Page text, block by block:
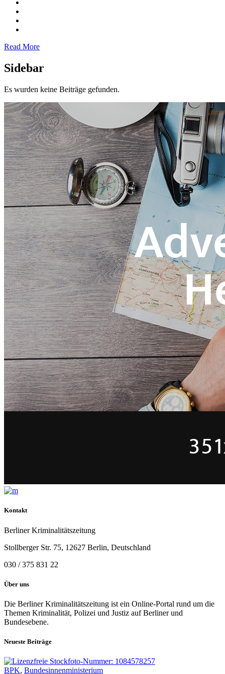
Read More
Sidebar
Es wurden keine Beiträge gefunden.
Kontakt
Berliner Kriminalitätszeitung
Stollberger Str. 75, 12627 Berlin, Deutschland
030 / 375 831 22
Über uns
Die Berliner Kriminalitätszeitung ist ein Online-Portal rund um die
Themen Kriminalität, Polizei und Justiz auf Berliner und
Bundesebene.
Neueste Beiträge
BPK, Bundesinnenministerium